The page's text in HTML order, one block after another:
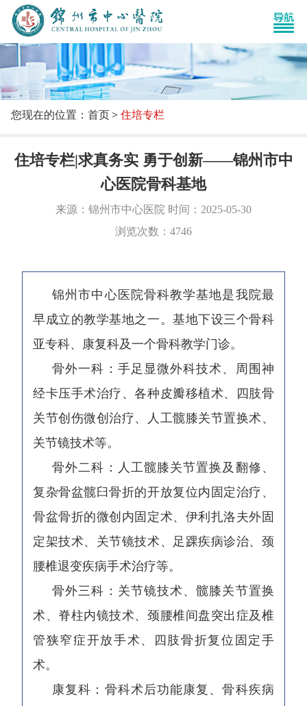
您现在的位置：首页 住培专栏
住培专栏|求真务实 勇于创新——锦州市中
心医院骨科基地
来源：锦州市中心医院 时间：2025-05-30
浏览次数：4746
锦州市中心医院骨科教学基地是我院最
早成立的教学基地之一。基地下设三个骨科
亚专科、康复科及一个骨科教学门诊。
骨外一科：手足显微外科技术、周围神
经卡压手术治疗、各种皮瓣移植术、四肢骨
关节创伤微创治疗、人工髋膝关节置换术、
关节镜技术等。
骨外二科：人工髋膝关节置换及翻修、
复杂骨盆髋臼骨折的开放复位内固定治疗、
骨盆骨折的微创内固定术、伊利扎洛夫外固
定架技术、关节镜技术、足踝疾病诊治、颈
腰椎退变疾病手术治疗等。
骨外三科：关节镜技术、髋膝关节置换
术、脊柱内镜技术、颈腰椎间盘突出症及椎
管狭窄症开放手术、四肢骨折复位固定手
术。
康复科：骨科术后功能康复、骨科疾病